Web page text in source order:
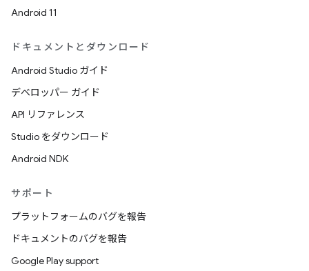
Android 11
ドキュメントとダウンロード
Android Studio ガイド
デベロッパー ガイド
API リファレンス
Studio をダウンロード
Android NDK
サポート
プラットフォームのバグを報告
ドキュメントのバグを報告
Google Play support